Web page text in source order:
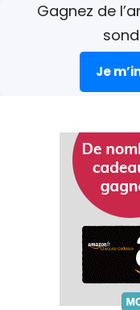
Gagnez de
Je